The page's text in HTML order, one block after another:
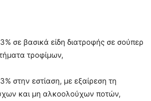
σε βασικά είδη διατροφής σε σούπερ
τροφίμων,
στην εστίαση, με εξαίρεση τη
και μη αλκοολούχων ποτών,